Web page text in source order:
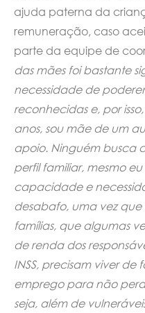
ajuda paterna da
remuneração, caso
parte da equipe de
das mães foi bastante
necessidade de
reconhecidas e, por
anos, sou mãe de um
apoio. Ninguém busca
perfil familiar, mesmo
capacidade e
desabafo, uma vez que
famílias, que algumas
de renda dos
INSS, precisam viver
emprego para não
seja, além de